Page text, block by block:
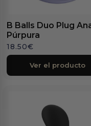
B Balls Duo Plug
Púrpura
18.50€
Ver el producto